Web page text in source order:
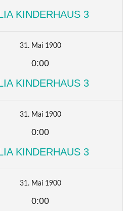
KINDERHAUS 3
31. Mai 1900
0:00
KINDERHAUS 3
31. Mai 1900
0:00
KINDERHAUS 3
31. Mai 1900
0:00